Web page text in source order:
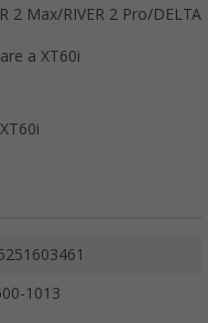
2 Max/RIVER 2 Pro/DELTA
a XT60i
1013